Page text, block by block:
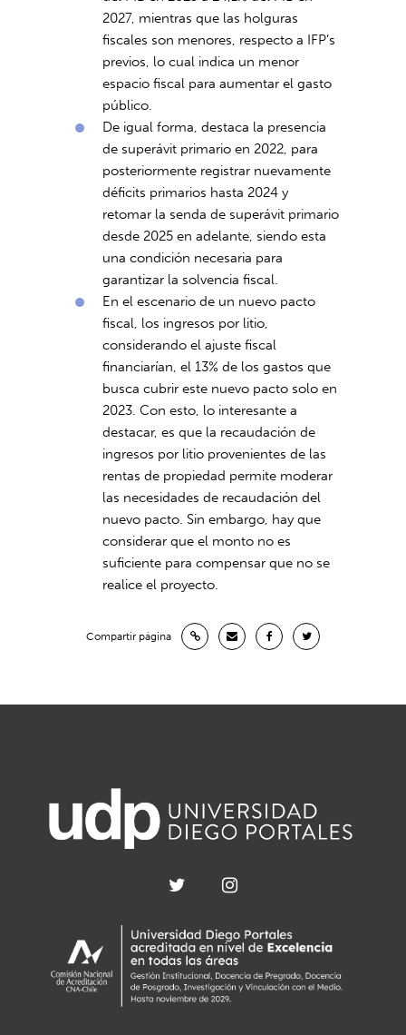
2027, mientras que las holguras
fiscales son menores, respecto a IFP’s
previos, lo cual indica un menor
espacio fiscal para aumentar el gasto
público.
De igual forma, destaca la presencia
de superávit primario en 2022, para
posteriormente registrar nuevamente
déficits primarios hasta 2024 y
retomar la senda de superávit primario
desde 2025 en adelante, siendo esta
una condición necesaria para
garantizar la solvencia fiscal.
En el escenario de un nuevo pacto
fiscal, los ingresos por litio,
considerando el ajuste fiscal
financiarían, el 13% de los gastos que
busca cubrir este nuevo pacto solo en
2023. Con esto, lo interesante a
destacar, es que la recaudación de
ingresos por litio provenientes de las
rentas de propiedad permite moderar
las necesidades de recaudación del
nuevo pacto. Sin embargo, hay que
considerar que el monto no es
suficiente para compensar que no se
realice el proyecto.
Compartir página